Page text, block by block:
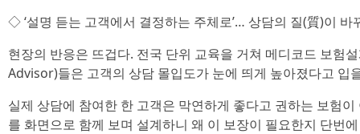
◇ ‘설명 듣는 고객에서 결정하는 주체로’… 상담의 질(質)이 바
현장의 반응은 뜨겁다. 전국 단위 교육을 거쳐 메디코드 보험
Advisor)들은 고객의 상담 몰입도가 눈에 띄게 높아졌다고 입
실제 상담에 참여한 한 고객은 막연하게 좋다고 권하는 보험
를 화면으로 함께 보며 설계하니 왜 이 보장이 필요한지 단번